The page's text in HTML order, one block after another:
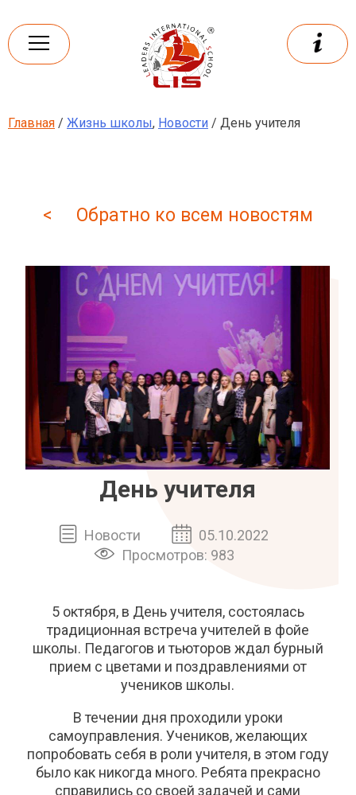
content
Leaders
International school
Главная / Жизнь школы, Новости / День учителя
< Обратно ко всем новостям
День учителя
Новости
05.10.2022
Просмотров: 983
5 октября, в День учителя, состоялась
традиционная встреча учителей в фойе
школы. Педагогов и тьюторов ждал бурный
прием с цветами и поздравлениями от
учеников школы.
В течении дня проходили уроки
самоуправления. Учеников, желающих
попробовать себя в роли учителя, в этом году
было как никогда много. Ребята прекрасно
справились со своей задачей и сами